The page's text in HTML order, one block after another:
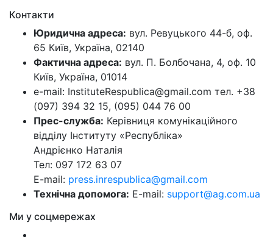
Контакти
Юридична адреса: вул. Ревуцького 44-б, оф.
65 Київ, Україна, 02140
Фактична адреса: вул. П. Болбочана, 4, оф. 10
Київ, Україна, 01014
e-mail: InstituteRespublica@gmail.com тел. +38
(097) 394 32 15, (095) 044 76 00
Прес-служба: Керівниця комунікаційного
відділу Інституту «Республіка»
Андрієнко Наталія
Тел: 097 172 63 07
E-mail: press.inrespublica@gmail.com
Технічна допомога: E-mail: support@ag.com.ua
Ми у соцмережах